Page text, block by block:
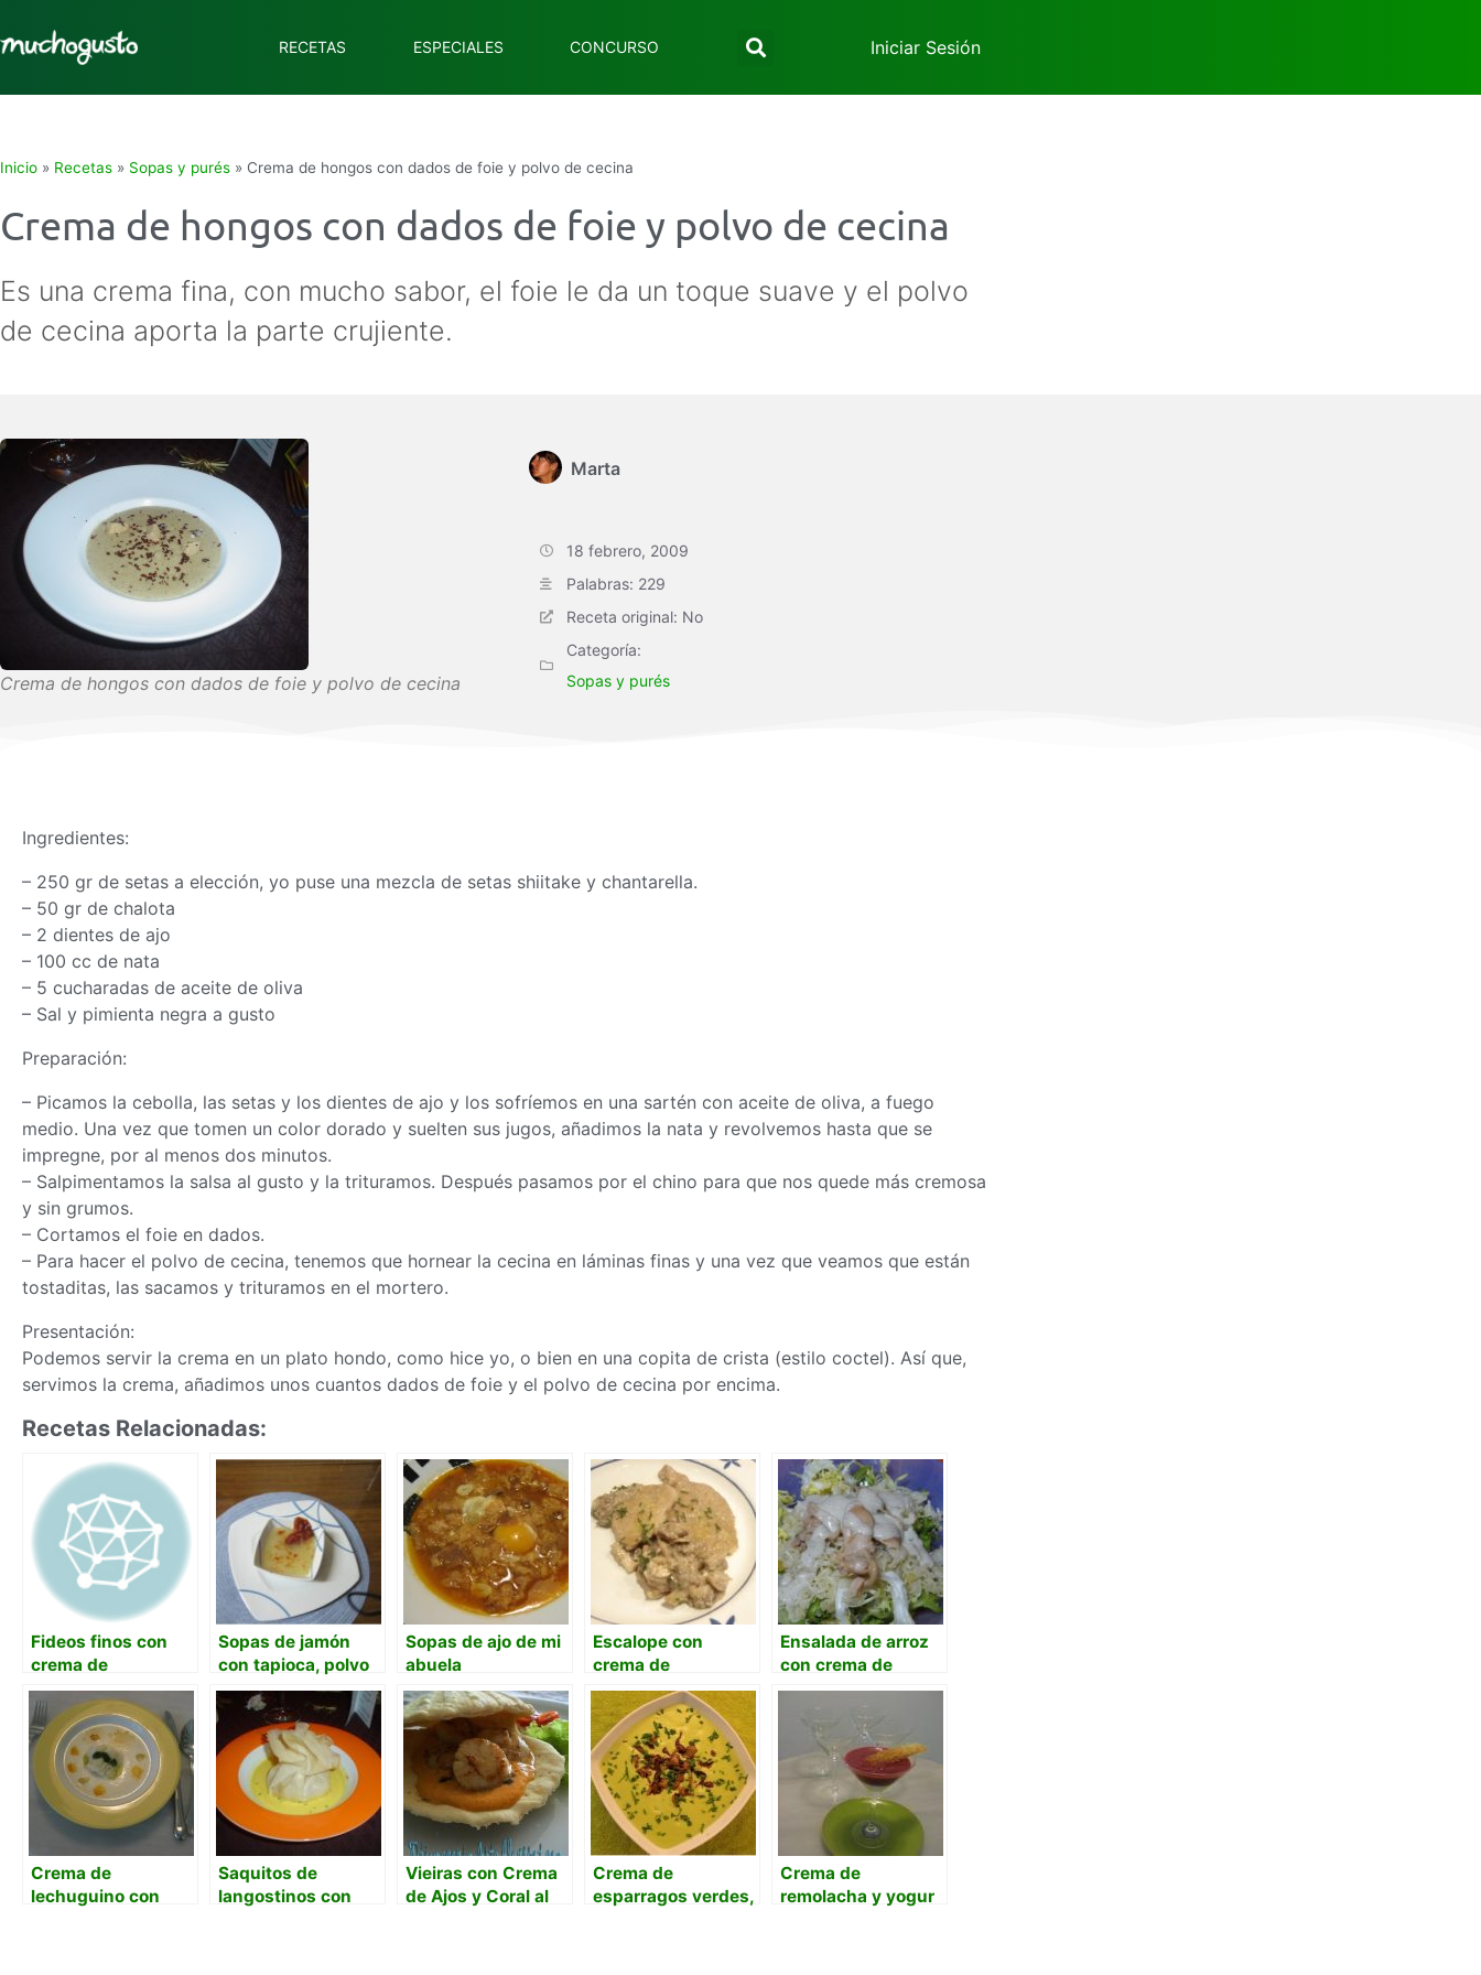
RECETAS ESPECIALES CONCURSO Iniciar Sesión
Inicio » Recetas » Sopas y purés » Crema de hongos con dados de foie y polvo de cecina
Crema de hongos con dados de foie y polvo de cecina
Es una crema fina, con mucho sabor, el foie le da un toque suave y el polvo
de cecina aporta la parte crujiente.
Crema de hongos con dados de foie y polvo de cecina
Marta
18 febrero, 2009
Palabras: 229
Receta original: No
Categoría:
Sopas y purés
Ingredientes:
– 250 gr de setas a elección, yo puse una mezcla de setas shiitake y chantarella.
– 50 gr de chalota
– 2 dientes de ajo
– 100 cc de nata
– 5 cucharadas de aceite de oliva
– Sal y pimienta negra a gusto
Preparación:
– Picamos la cebolla, las setas y los dientes de ajo y los sofríemos en una sartén con aceite de oliva, a fuego
medio. Una vez que tomen un color dorado y suelten sus jugos, añadimos la nata y revolvemos hasta que se
impregne, por al menos dos minutos.
– Salpimentamos la salsa al gusto y la trituramos. Después pasamos por el chino para que nos quede más cremosa
y sin grumos.
– Cortamos el foie en dados.
– Para hacer el polvo de cecina, tenemos que hornear la cecina en láminas finas y una vez que veamos que están
tostaditas, las sacamos y trituramos en el mortero.
Presentación:
Podemos servir la crema en un plato hondo, como hice yo, o bien en una copita de crista (estilo coctel). Así que,
servimos la crema, añadimos unos cuantos dados de foie y el polvo de cecina por encima.
Recetas Relacionadas:
Fideos finos con
crema de
espinacas y foie
Sopas de jamón
con tapioca, polvo
de jamón y
crujiente
Sopas de ajo de mi
abuela
Escalope con
crema de
champiñones
Ensalada de arroz
con crema de
berberechos
Crema de
lechuguino con
Saquitos de
langostinos con
Vieiras con Crema
de Ajos y Coral al
Crema de
esparragos verdes,
Crema de
remolacha y yogur